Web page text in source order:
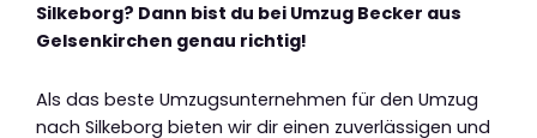
Silkeborg? Dann bist du bei Umzug Becker aus
Gelsenkirchen genau richtig!
Als das beste Umzugsunternehmen für den Umzug
nach Silkeborg bieten wir dir einen zuverlässigen und